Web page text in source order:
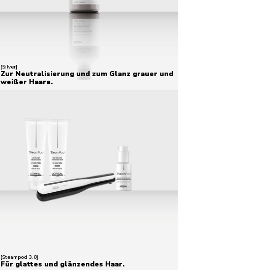
[Silver]
Zur Neutralisierung und zum Glanz grauer und
weißer Haare.
[Steampod 3.0]
Für glattes und glänzendes Haar.